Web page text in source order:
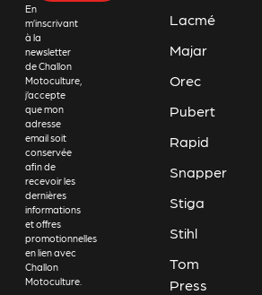
En
m’inscrivant
à la
newsletter
de Challon
Motoculture,
j’accepte
que mon
adresse
email soit
conservée
afin de
recevoir les
dernières
informations
et offres
promotionnelles
en lien avec
Challon
Motoculture.
Lacmé
Majar
Orec
Pubert
Rapid
Snapper
Stiga
Stihl
Tom
Press